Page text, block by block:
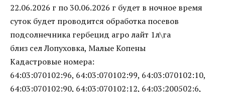
22.06.2026 г по 30.06.2026 г будет в ночное время
суток будет проводится обработка посевов
подсолнечника гербецид агро лайт 1л\га
близ сел Лопуховка, Малые Копены
Кадастровые номера:
64:03:070102:96, 64:03:070102:99, 64:03:070102:10,
64:03:070102:90, 64:03:070102:12, 64:03:200502:6,